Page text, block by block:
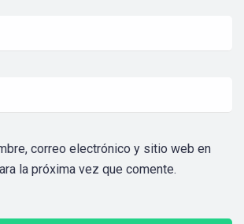
correo electrónico y sitio web en
la próxima vez que comente.